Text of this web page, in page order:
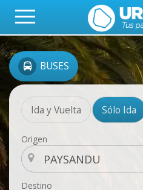
BUSES
Ida y Vuelta Sólo Ida
Origen
Destino